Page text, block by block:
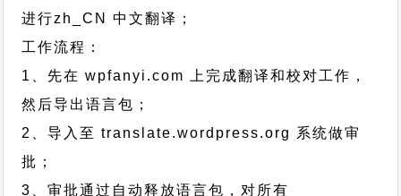
进行zh_CN
中文翻译；
工作流程：
1、先在 wpfanyi.com 上完成翻译和校对工作，
然后导出语言包；
2、导入至 translate.wordpress.org 系统做审
批；
3、审批通过自动释放语言包，对所有